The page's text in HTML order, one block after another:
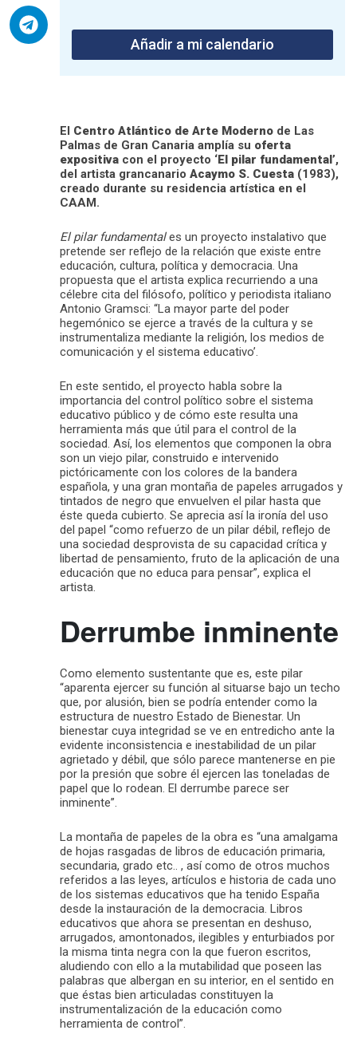
Añadir a mi calendario
El Centro Atlántico de Arte Moderno de Las
Palmas de Gran Canaria amplía su oferta
expositiva con el proyecto ‘El pilar fundamental’,
del artista grancanario Acaymo S. Cuesta (1983),
creado durante su residencia artística en el
CAAM.
El pilar fundamentales un proyecto instalativo que
pretende ser reflejo de la relación que existe entre
educación, cultura, política y democracia. Una
propuesta que el artista explica recurriendo a una
célebre cita del filósofo, político y periodista italiano
Antonio Gramsci: “La mayor parte del poder
hegemónico se ejerce a través de la cultura y se
instrumentaliza mediante la religión, los medios de
comunicación y el sistema educativo’.
En este sentido, el proyecto habla sobre la
importancia del control político sobre el sistema
educativo público y de cómo este resulta una
herramienta más que útil para el control de la
sociedad. Así, los elementos que componen la obra
son un viejo pilar, construido e intervenido
pictóricamente con los colores de la bandera
española, y una gran montaña de papeles arrugados y
tintados de negro que envuelven el pilar hasta que
éste queda cubierto. Se aprecia así la ironía del uso
del papel “como refuerzo de un pilar débil, reflejo de
una sociedad desprovista de su capacidad crítica y
libertad de pensamiento, fruto de la aplicación de una
educación que no educa para pensar”, explica el
artista.
Derrumbe inminente
Como elemento sustentante que es, este pilar
“aparenta ejercer su función al situarse bajo un techo
que, por alusión, bien se podría entender como la
estructura de nuestro Estado de Bienestar. Un
bienestar cuya integridad se ve en entredicho ante la
evidente inconsistencia e inestabilidad de un pilar
agrietado y débil, que sólo parece mantenerse en pie
por la presión que sobre él ejercen las toneladas de
papel que lo rodean. El derrumbe parece ser
inminente”.
La montaña de papeles de la obra es “una amalgama
de hojas rasgadas de libros de educación primaria,
secundaria, grado etc.. , así como de otros muchos
referidos a las leyes, artículos e historia de cada uno
de los sistemas educativos que ha tenido España
desde la instauración de la democracia. Libros
educativos que ahora se presentan en deshuso,
arrugados, amontonados, ilegibles y enturbiados por
la misma tinta negra con la que fueron escritos,
aludiendo con ello a la mutabilidad que poseen las
palabras que albergan en su interior, en el sentido en
que éstas bien articuladas constituyen la
instrumentalización de la educación como
herramienta de control”.